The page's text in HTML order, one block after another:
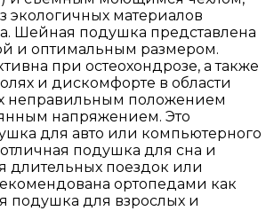
экологичных материалов
Шейная подушка представлена
и оптимальным размером.
при остеохондрозе, а также
и дискомфорте в области
неправильным положением
напряжением. Это
для авто или компьютерного
подушка для сна и
длительных поездок или
ортопедами как
подушка для взрослых и